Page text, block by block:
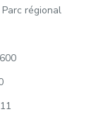
régional
600
11